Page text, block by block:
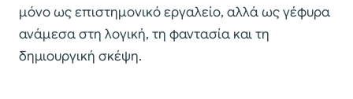
μόνο ως επιστημονικό εργαλείο, αλλά ως γέφυρα
ανάμεσα στη λογική, τη φαντασία και τη
δημιουργική σκέψη.